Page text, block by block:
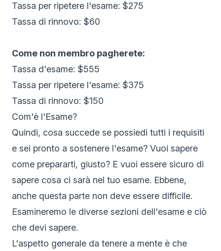
Tassa per ripetere l'esame: $275
Tassa di rinnovo: $60
Come non membro pagherete:
Tassa d'esame: $555
Tassa per ripetere l'esame: $375
Tassa di rinnovo: $150
Com'è l'Esame?
Quindi, cosa succede se possiedi tutti i requisiti
e sei pronto a sostenere l'esame? Vuoi sapere
come prepararti, giusto? E vuoi essere sicuro di
sapere cosa ci sarà nel tuo esame. Ebbene,
anche questa parte non deve essere difficile.
Esamineremo le diverse sezioni dell'esame e ciò
che devi sapere.
L'aspetto generale da tenere a mente è che